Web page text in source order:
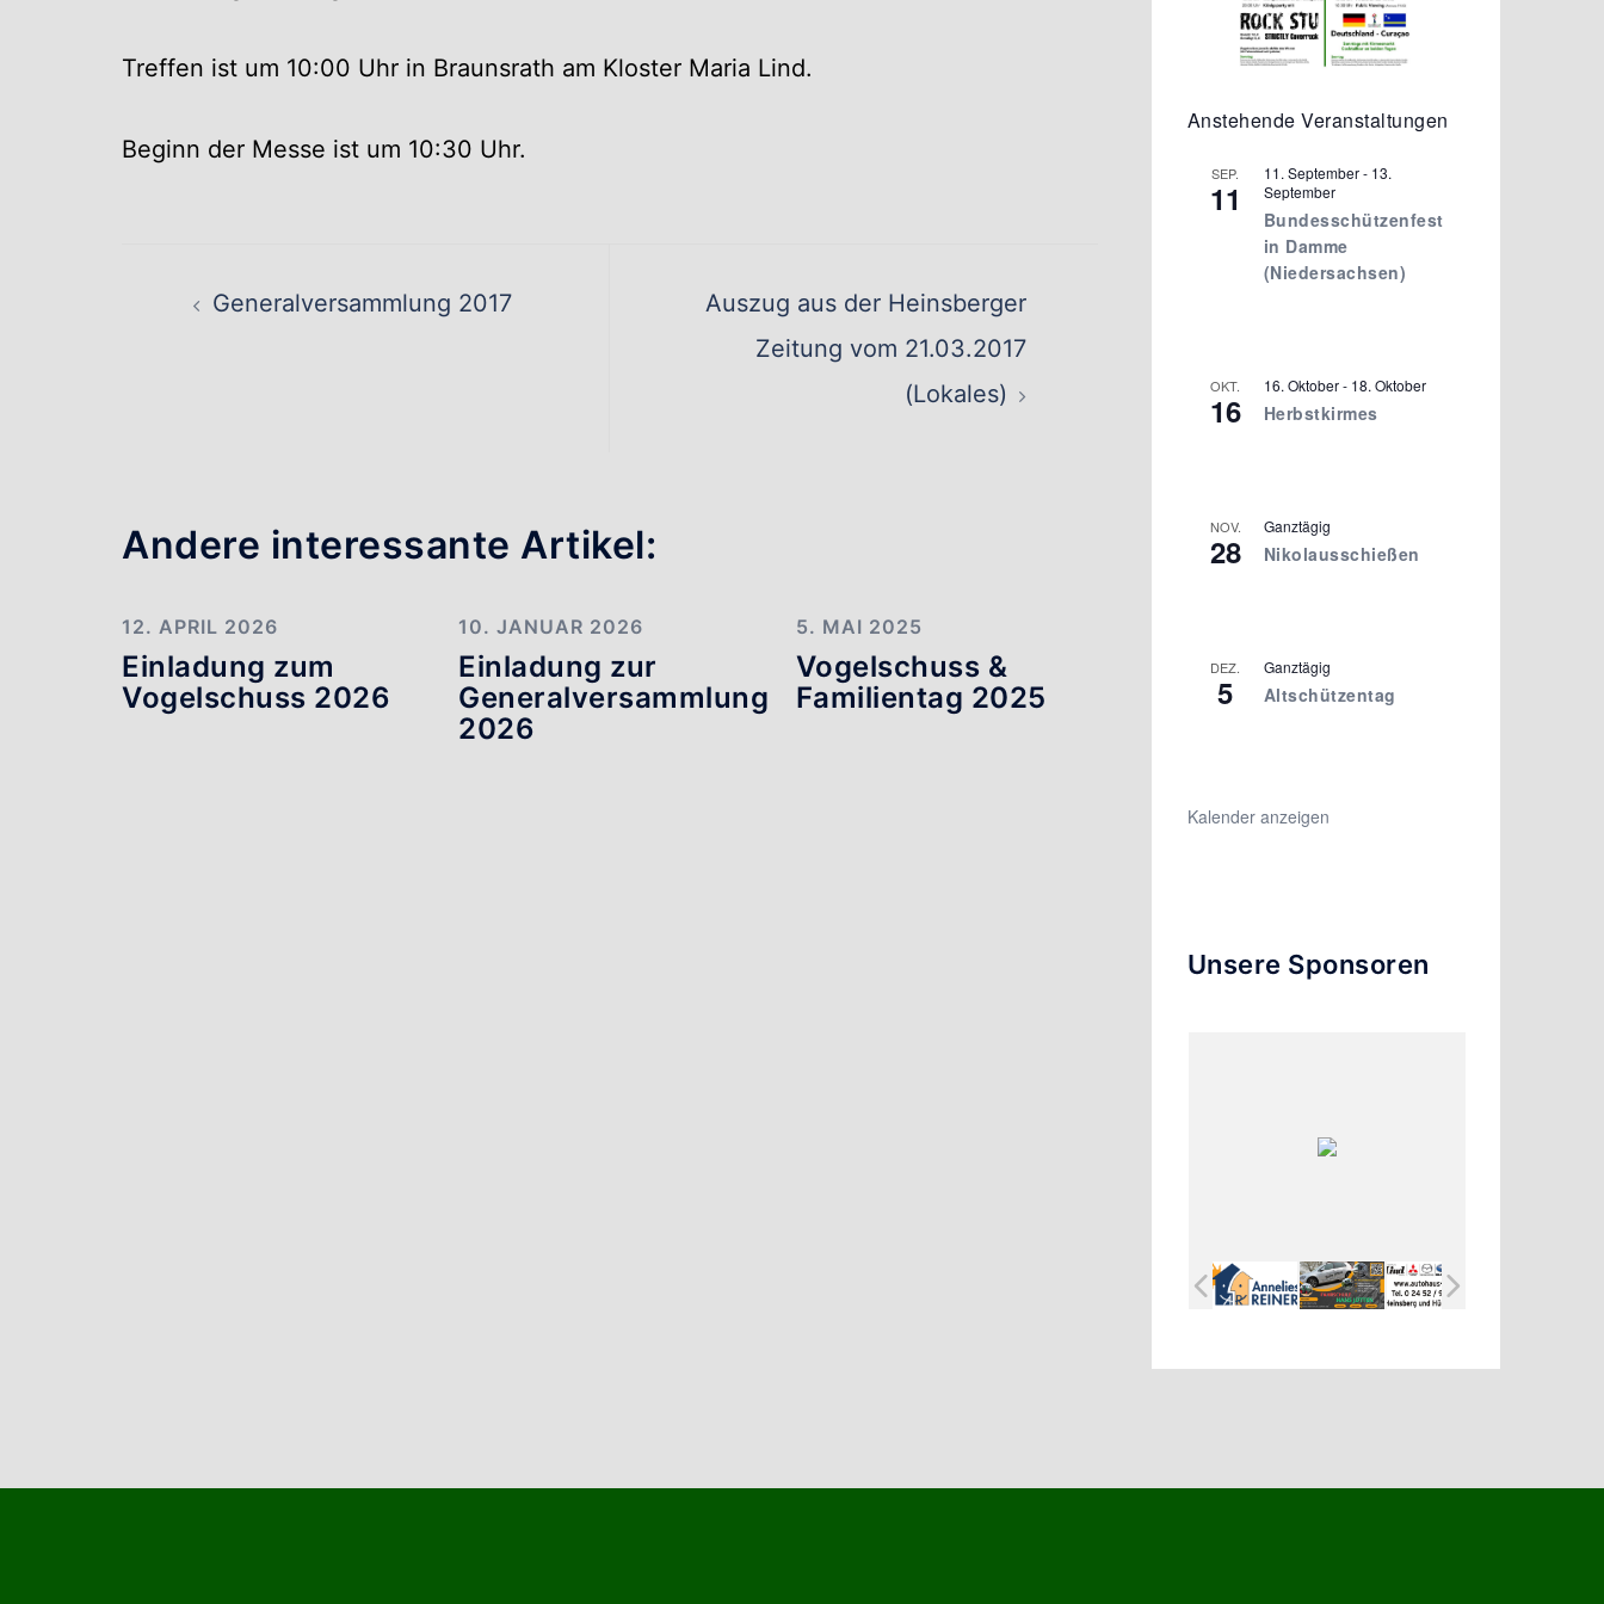
Treffen ist um 10:00 Uhr in Braunsrath am Kloster Maria Lind.
Beginn der Messe ist um 10:30 Uhr.
Beitragsnavigation
Generalversammlung 2017
Auszug aus der Heinsberger
Zeitung vom 21.03.2017
(Lokales)
Andere interessante Artikel:
12. APRIL 2026
Einladung zum
Vogelschuss 2026
10. JANUAR 2026
Einladung zur
Generalversammlung
2026
5. MAI 2025
Vogelschuss &
Familientag 2025
Anstehende Veranstaltungen
SEP.
11
11. September- 13.
September
Bundesschützenfest
in Damme
(Niedersachsen)
OKT.
16
16. Oktober- 18. Oktober
Herbstkirmes
NOV.
28
Ganztägig
Nikolausschießen
DEZ.
5
Ganztägig
Altschützentag
Kalender anzeigen
Unsere Sponsoren